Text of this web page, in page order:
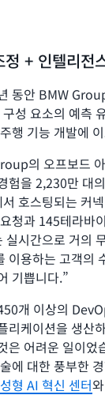
정 + 인텔리전
동안 BMW
성 요소의 예측
행 기능 개발에
의 오프보드
험을 2,230만 대
서 호스팅되는 커
청과 145테라바
실시간으로 거의
이용하는 고객의
기쁩니다.”
개 이상의
리케이션을 생산
은 어려운 일이
에 대한 풍부한
형 AI 혁신 센터